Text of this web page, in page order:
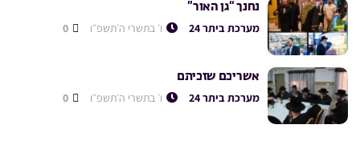
נחנך “גן האור”
מערכת ביתר 24 ו׳ בתשרי ה׳תשפ״ו
אשריכם שזכיתם
מערכת ביתר 24 ו׳ בתשרי ה׳תשפ״ו